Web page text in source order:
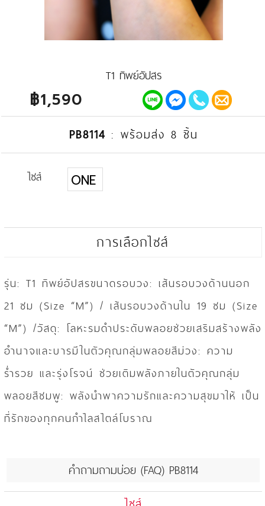
T1 ทิพย์อัปสร
฿1,590
PB8114 : พร้อมส่ง 8 ชิ้น
ไซส์ ONE
การเลือกไซส์
รุ่น: T1 ทิพย์อัปสรขนาดรอบวง: เส้นรอบวงด้านนอก
21 ซม (Size “M”) / เส้นรอบวงด้านใน 19 ซม (Size
“M”) /วัสดุ: โลหะรมดำประดับพลอยช่วยเสริมสร้างพลัง
อำนาจและบารมีในตัวคุณกลุ่มพลอยสีม่วง: ความ
ร่ำรวย และรุ่งโรจน์ ช่วยเติมพลังภายในตัวคุณกลุ่ม
พลอยสีชมพู: พลังนำพาความรักและความสุขมาให้ เป็น
ที่รักของทุกคนกำไลสไตล์โบราณ
คำถามถามบ่อย (FAQ) PB8114